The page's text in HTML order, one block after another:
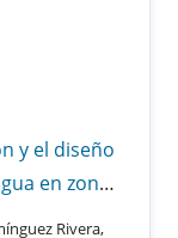
y el diseño
en zonas